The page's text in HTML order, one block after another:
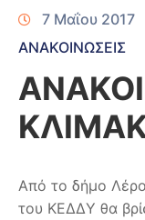
7 Μαΐου 2017
ΑΝΑΚΟΙΝΩΣΕΙΣ
Από το δήμο
του ΚΕΔΔΥ θα